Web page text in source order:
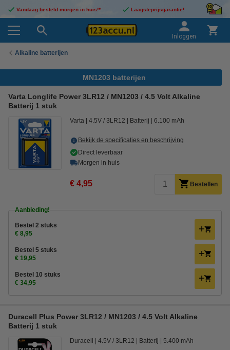
Vandaag besteld morgen in huis!* Laagsteprijsgarantie!
Inloggen
Alkaline batterijen
MN1203 batterijen
Varta Longlife Power 3LR12 / MN1203 / 4.5 Volt Alkaline
Batterij 1 stuk
Varta 4.5V / 3LR12 Batterij 6.100 mAh
Bekijk de specificaties en beschrijving
Direct leverbaar
Morgen in huis
€ 4,95 Bestellen
Aanbieding!
Bestel 2 stuks
€ 8,95
Bestel 5 stuks
€ 19,95
Bestel 10 stuks
€ 34,95
Duracell Plus Power 3LR12 / MN1203 / 4.5 Volt Alkaline
Batterij 1 stuk
Duracell 4.5V / 3LR12 Batterij 5.400 mAh